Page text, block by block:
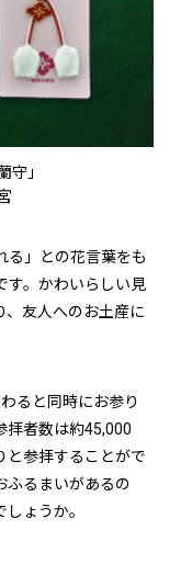
守」
る」との花言葉をも
す。かわいらしい見
、友人へのお土産に
ると同時にお参り
拝者数は約45,000
と参拝することがで
ふるまいがあるの
ょうか。